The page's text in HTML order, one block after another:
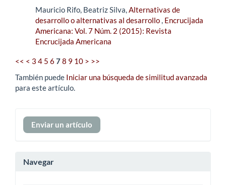
Mauricio Rifo, Beatriz Silva,Alternativas de
desarrollo o alternativas al desarrollo, Encrucijada
Americana: Vol. 7 Núm. 2 (2015): Revista
Encrucijada Americana
<< < 3 4 5 6 78 9 10 > >>
También puede Iniciar una búsqueda de similitud avanzada
para este artículo.
Enviar
un
Enviar un artículo
Navegar